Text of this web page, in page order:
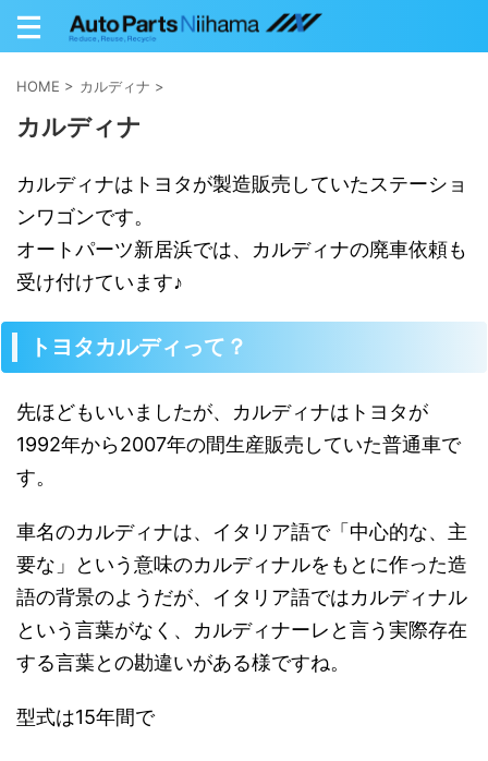
HOME > カルディナ >
カルディナ
カルディナはトヨタが製造販売していたステーショ
ンワゴンです。
オートパーツ新居浜では、カルディナの廃車依頼も
受け付けています♪
トヨタカルディって？
先ほどもいいましたが、カルディナはトヨタが
1992年から2007年の間生産販売していた普通車で
す。
車名のカルディナは、イタリア語で「中心的な、主
要な」という意味のカルディナルをもとに作った造
語の背景のようだが、イタリア語ではカルディナル
という言葉がなく、カルディナーレと言う実際存在
する言葉との勘違いがある様ですね。
型式は15年間で